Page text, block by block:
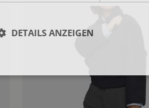
DETAILS ANZEIGEN